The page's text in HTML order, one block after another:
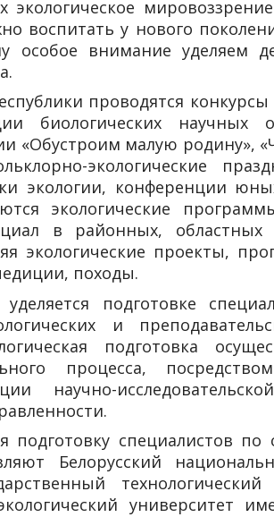
экологическое
воспитать у нового
особое внимание уделяем
проводятся
биологических научных
«Обустроим малую родину»,
экологические
экологии, конференции
экологические
в районных, областных
экологические проекты,
походы.
подготовке
и
подготовка
процесса,
научно-
специалистов по
Белорусский
университет